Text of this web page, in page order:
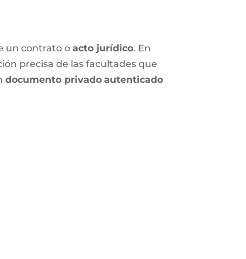
un contrato oacto jurídico. En
precisa de las facultades que
documento privado autenticado